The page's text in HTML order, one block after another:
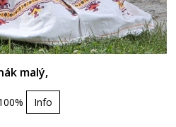
malý,
Info